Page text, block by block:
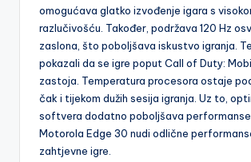
omogućava glatko izvođenje igara s
razlučivošću. Također, podržava 120 Hz
zaslona, što poboljšava iskustvo igranja.
pokazali da se igre poput Call of Duty:
zastoja. Temperatura procesora ostaje
čak i tijekom dužih sesija igranja. Uz to,
softvera dodatno poboljšava performanse.
Motorola Edge 30 nudi odlične
zahtjevne igre.